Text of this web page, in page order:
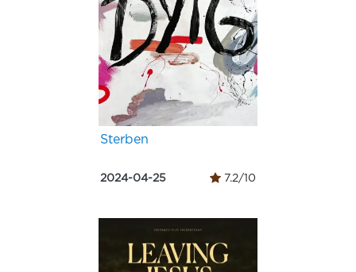
Sterben
2024-04-25 7.2/10